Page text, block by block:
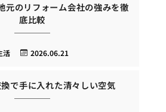
元のリフォーム会社の強みを徹
底比較
2026.06.21
活
で手に入れた清々しい空気